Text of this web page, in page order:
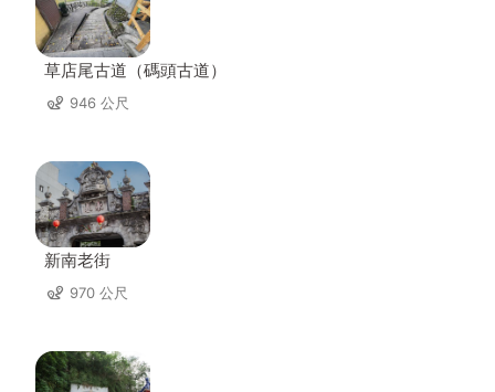
草店尾古道（碼頭古道）
946 公尺
新南老街
970 公尺